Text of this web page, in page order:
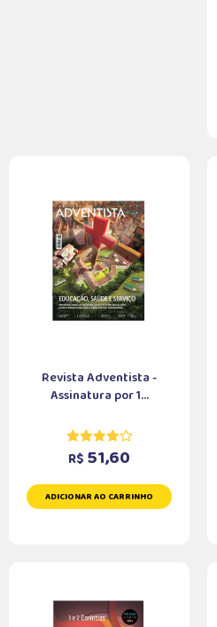
Revista Adventista -
Assinatura por 1...
R$ 51,60
ADICIONAR AO CARRINHO